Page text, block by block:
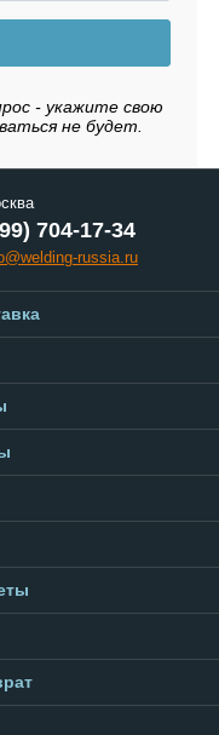
- укажите свою
не будет.
704-17-34
russia.ru